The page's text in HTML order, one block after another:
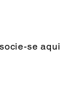
se aqui